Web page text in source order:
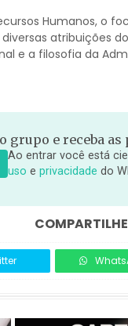
Humanos, o
atribuições
e a filosofia da
grupo e receba
Ao entrar você está
uso e privacidade do